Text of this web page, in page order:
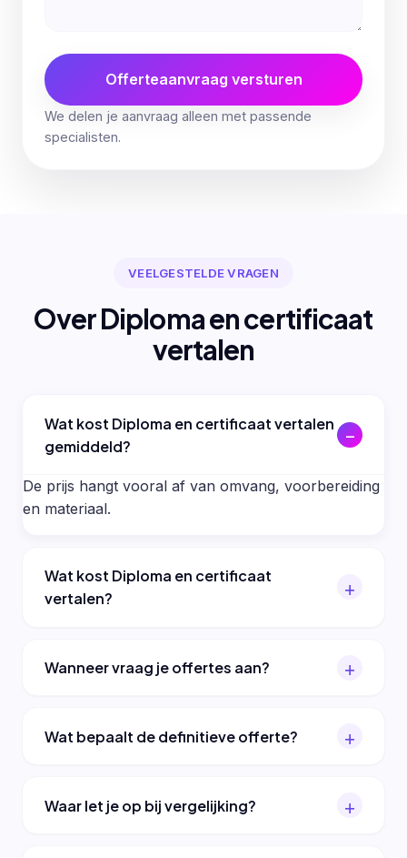
Offerteaanvraag versturen
We delen je aanvraag alleen met passende
specialisten.
VEELGESTELDE VRAGEN
Over Diploma en certificaat
vertalen
Wat kost Diploma en certificaat vertalen
gemiddeld?
De prijs hangt vooral af van omvang, voorbereiding
en materiaal.
Wat kost Diploma en certificaat
vertalen?
Wanneer vraag je offertes aan?
Wat bepaalt de definitieve offerte?
Waar let je op bij vergelijking?